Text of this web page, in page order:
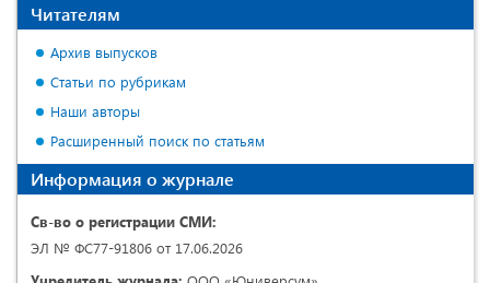
Читателям
Архив выпусков
Статьи по рубрикам
Наши авторы
Расширенный поиск по статьям
Информация о журнале
Св-во о регистрации СМИ:
ЭЛ № ФС77-91806 от 17.06.2026